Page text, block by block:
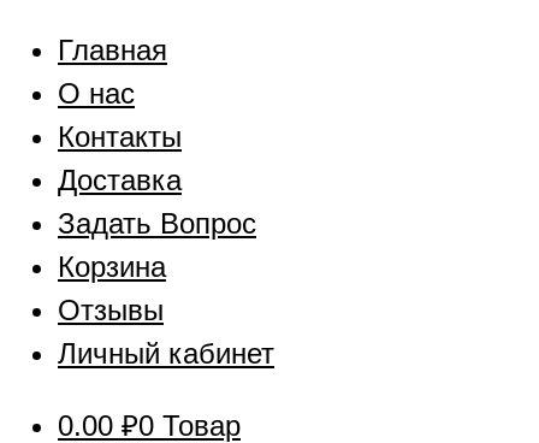
Главная
О нас
Контакты
Доставка
Задать Вопрос
Корзина
Отзывы
Личный кабинет
0.00 ₽0 Товар